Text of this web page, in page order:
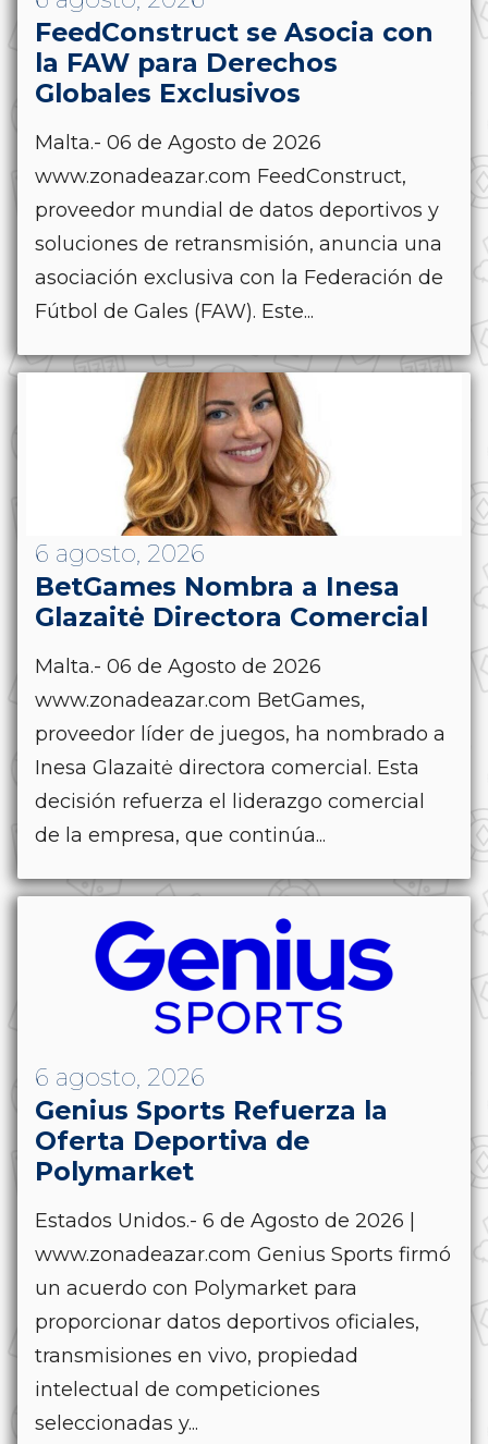
FeedConstruct se Asocia con
la FAW para Derechos
Globales Exclusivos
Malta.- 06 de Agosto de 2026
www.zonadeazar.com FeedConstruct,
proveedor mundial de datos deportivos y
soluciones de retransmisión, anuncia una
asociación exclusiva con la Federación de
Fútbol de Gales (FAW). Este...
6 agosto, 2026
BetGames Nombra a Inesa
Glazaitė Directora Comercial
Malta.- 06 de Agosto de 2026
www.zonadeazar.com BetGames,
proveedor líder de juegos, ha nombrado a
Inesa Glazaitė directora comercial. Esta
decisión refuerza el liderazgo comercial
de la empresa, que continúa...
6 agosto, 2026
Genius Sports Refuerza la
Oferta Deportiva de
Polymarket
Estados Unidos.- 6 de Agosto de 2026 |
www.zonadeazar.com Genius Sports firmó
un acuerdo con Polymarket para
proporcionar datos deportivos oficiales,
transmisiones en vivo, propiedad
intelectual de competiciones
seleccionadas y...